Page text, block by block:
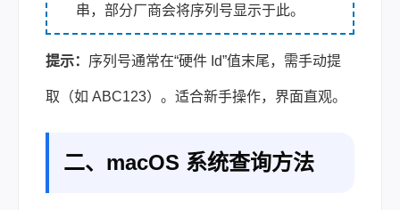
串，部分厂商会将序列号显示于此。
提示： 序列号通常在“硬件 Id”值末尾，需手动提
取（如 ABC123）。适合新手操作，界面直观。
二、macOS 系统查询方法